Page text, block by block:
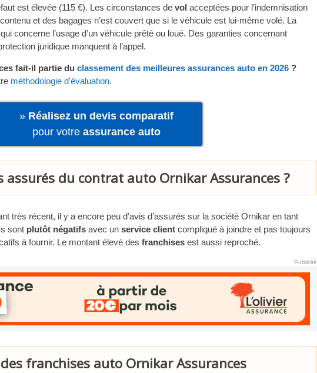
est élevée (115 €). Les circonstances de vol acceptées pour l’indemnisation
et des bagages n’est couvert que si le véhicule est lui-même volé. La
concerne l’usage d’un véhicule prêté ou loué. Des garanties concernant
juridique manquent à l’appel.
fait-il partie du classement des meilleures assurances auto en 2026 ?
méthodologie d'évaluation.
» Réalisez un devis comparatif
pour votre assurance auto
assurés du contrat auto Ornikar Assurances ?
très récent, il y a encore peu d’avis d’assurés sur la société Ornikar en tant
sont plutôt négatifs avec un service client compliqué à joindre et pas toujours
à fournir. Le montant élevé des franchises est aussi reproché.
Publicité
franchises auto Ornikar Assurances